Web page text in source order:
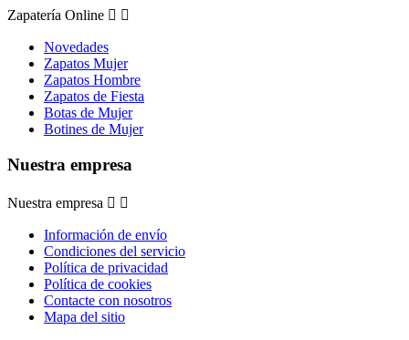
Zapatería Online  
Novedades
Zapatos Mujer
Zapatos Hombre
Zapatos de Fiesta
Botas de Mujer
Botines de Mujer
Nuestra empresa
Nuestra empresa  
Información de envío
Condiciones del servicio
Política de privacidad
Política de cookies
Contacte con nosotros
Mapa del sitio